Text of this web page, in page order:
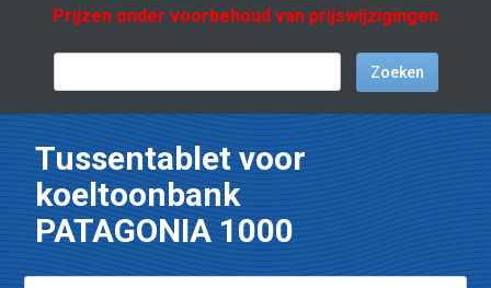
Prijzen onder voorbehoud van prijswijzigingen
Tussentablet voor
koeltoonbank
PATAGONIA 1000